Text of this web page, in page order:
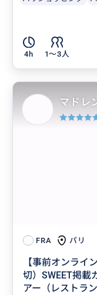
4h 1〜3人
FRA パリ
【事前オンライ
切）SWEET掲載
アー（レストラ
マドレ